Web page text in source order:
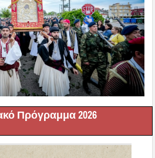
Πρόγραμμα 2026